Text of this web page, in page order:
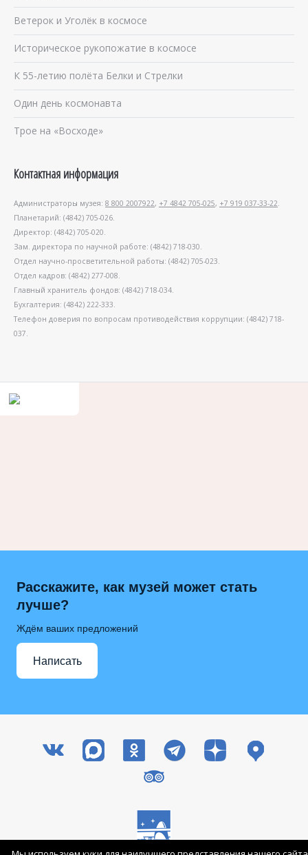
Ветерок и Уголёк в космосе
Историческое рукопожатие в космосе
К 55-летию полёта Белки и Стрелки
Один день космонавта
Трое на «Восходе»
Контактная информация
Администраторы музея: 8 800 2007922, +7 4842 705-025, +7 919 037-33-22.
Планетарий: (4842) 705-026.
Директор: (4842) 705-020.
Зам. директора по научной работе: (4842) 718-030.
Отдел научно-просветительной работы: (4842) 705-023.
Отдел кадров: (4842) 277-008.
Главный хранитель фондов: (4842) 718-034.
Бухгалтерия: (4842) 222-333.
Телефон доверия по вопросам противодействия коррупции: (4842) 718-
037.
Расскажите, как музей может стать
лучше?
Ждём ваших предложений
Написать